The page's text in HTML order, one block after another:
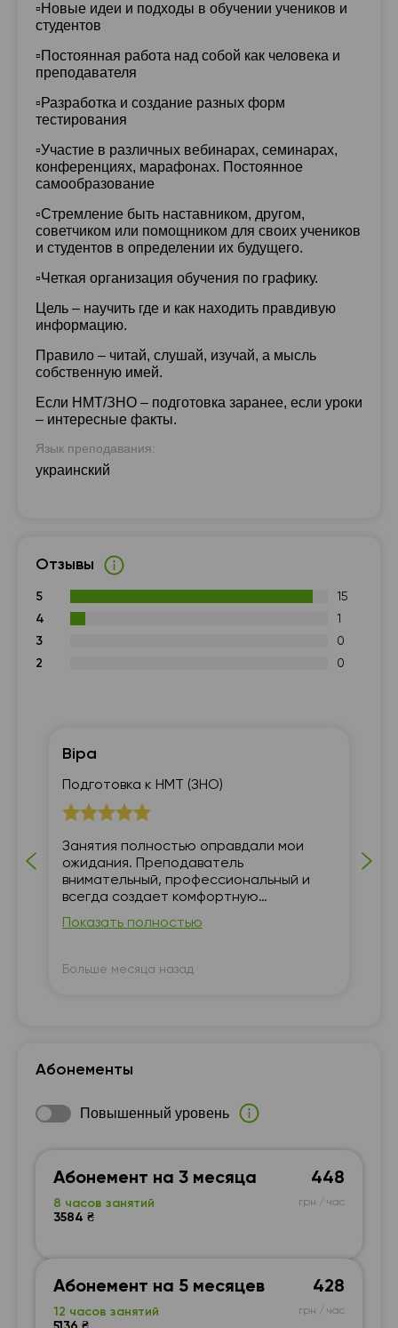
18:00
▫️Новые идеи и подходы в обучении учеников и
студентов
▫️Постоянная работа над собой как человека и
преподавателя
▫️Разработка и создание разных форм
тестирования
▫️Участие в различных вебинарах, семинарах,
конференциях, марафонах. Постоянное
самообразование
▫️Стремление быть наставником, другом,
советчиком или помощником для своих учеников
и студентов в определении их будущего.
▫️Четкая организация обучения по графику.
Цель – научить где и как находить правдивую
информацию.
Правило – читай, слушай, изучай, а мысль
собственную имей.
Если НМТ/ЗНО – подготовка заранее, если уроки
– интересные факты.
Язык преподавания:
украинский
Отзывы
5
15
4
1
3
0
2
0
Віра
Подготовка к НМТ (ЗНО)
Занятия полностью оправдали мои
ожидания. Преподаватель
внимательный, профессиональный и
всегда создает комфортную
атмосферу. Учиться приятно и
интересно.
Показать полностью
Больше месяца назад
Абонементы
Повышенный уровень
Абонемент на 3 месяца
8 часов занятий
3584 ₴
448
грн / час
Абонемент на 5 месяцев
12 часов занятий
428
грн / час